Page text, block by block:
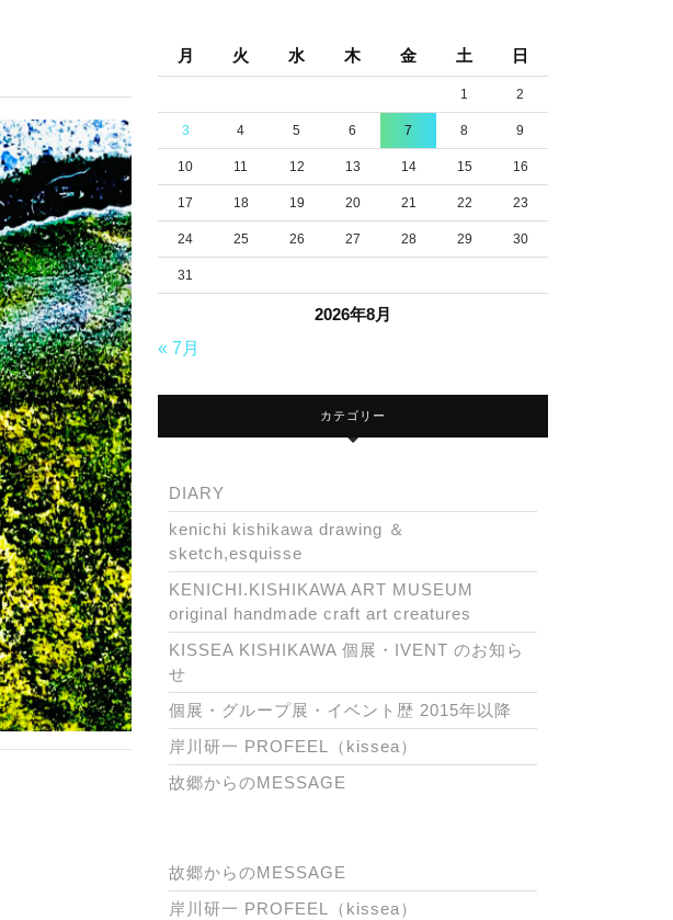
2026年8月
月 火 水 木 金 土 日
1 2
3 4 5 6 7 8 9
10 11 12 13 14 15 16
17 18 19 20 21 22 23
24 25 26 27 28 29 30
31
« 7月
カテゴリー
DIARY
kenichi kishikawa drawing ＆
sketch,esquisse
KENICHI.KISHIKAWA ART MUSEUM
original handmade craft art creatures
KISSEA KISHIKAWA 個展・IVENT のお知ら
せ
個展・グループ展・イベント歴 2015年以降
岸川研一 PROFEEL（kissea）
故郷からのMESSAGE
故郷からのMESSAGE
岸川研一 PROFEEL（kissea）